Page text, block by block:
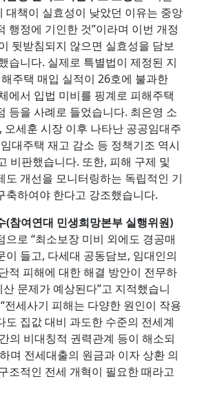
대책이 실효성이 낮았던 이유는 중앙
행정에 기인한 것”이라며 이번 개정
뒷받침되지 않으면 실효성을 담보
습니다. 실제로 특별법이 제정된 지
주택 매입 실적이 26호에 불과한
에서 입법 미비를 핑계로 피해주택
등을 사례로 들었습니다. 최은영 소
오세훈 시장 이후 나타난 공공임대주
대주택 재고 감소 등 정책기조 역시
비판했습니다. 또한, 피해 구제 및
도 개선을 모니터링하는 독립적인 기
축하여야 한다고 강조했습니다.
(참여연대 민생희망본부 실행위원)
으로 “최소보장 미비 외에도 경공매
이 들고, 다세대 공동담보, 임대인의
적 피해에 대한 해결 방안이 전무하
문제가 예상된다”고 지적했습니
전세사기 피해는 다양한 원인이 작용
도 집값 대비 과도한 수준의 전세계
의 비대칭적 권력관계 등이 해소되
며 전세대출의 원금과 이자 상환 의
조적인 전세 개혁이 필요한 때라고